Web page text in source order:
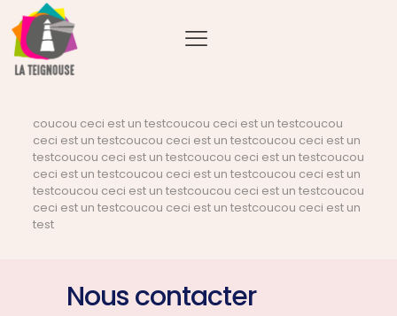
coucou ceci est un testcoucou ceci est un testcoucou
ceci est un testcoucou ceci est un testcoucou ceci est un
testcoucou ceci est un testcoucou ceci est un testcoucou
ceci est un testcoucou ceci est un testcoucou ceci est un
testcoucou ceci est un testcoucou ceci est un testcoucou
ceci est un testcoucou ceci est un testcoucou ceci est un
test
Nous contacter